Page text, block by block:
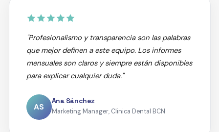
"Profesionalismo y transparencia son las palabras
que mejor definen a este equipo. Los informes
mensuales son claros y siempre están disponibles
para explicar cualquier duda."
AS
Ana Sánchez
Marketing Manager, Clinica Dental BCN